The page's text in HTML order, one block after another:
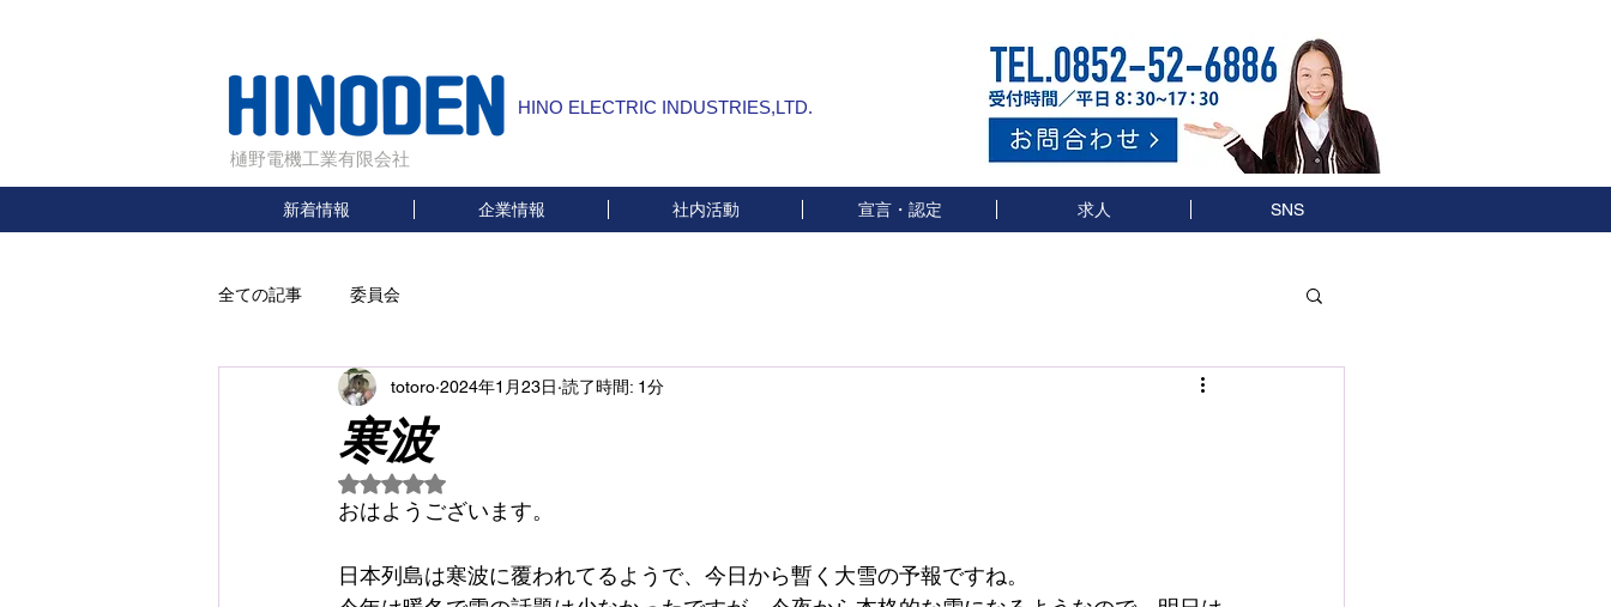
樋野電機工業有限会社
HINO ELECTRIC INDUSTRIES,LTD.
新着情報 企業情報 社内活動 宣言・認定 求人 SNS
全ての記事 委員会
寒波
totoro 2024年1月23日 読了時間: 1分
5つ星のうちNaNと評価されています。
おはようございます。
日本列島は寒波に覆われてるようで、今日から暫く大雪の予報ですね。